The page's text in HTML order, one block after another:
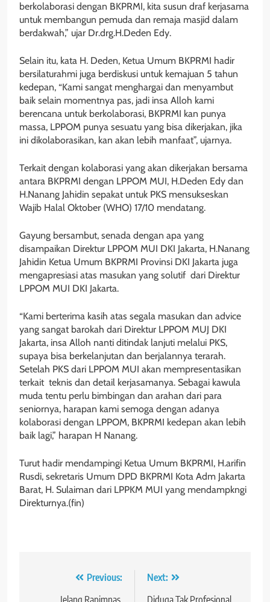
berkolaborasi dengan BKPRMI, kita susun draf kerjasama
untuk membangun pemuda dan remaja masjid dalam
berdakwah,” ujar Dr.drg.H.Deden Edy.
Selain itu, kata H. Deden, Ketua Umum BKPRMI hadir
bersilaturahmi juga berdiskusi untuk kemajuan 5 tahun
kedepan, “Kami sangat menghargai dan menyambut
baik selain momentnya pas, jadi insa Alloh kami
berencana untuk berkolaborasi, BKPRMI kan punya
massa, LPPOM punya sesuatu yang bisa dikerjakan, jika
ini dikolaborasikan, kan akan lebih manfaat”, ujarnya.
Terkait dengan kolaborasi yang akan dikerjakan bersama
antara BKPRMI dengan LPPOM MUI, H.Deden Edy dan
H.Nanang Jahidin sepakat untuk PKS mensukseskan
Wajib Halal Oktober (WHO) 17/10 mendatang.
Gayung bersambut, senada dengan apa yang
disampaikan Direktur LPPOM MUI DKI Jakarta, H.Nanang
Jahidin Ketua Umum BKPRMI Provinsi DKI Jakarta juga
mengapresiasi atas masukan yang solutif dari Direktur
LPPOM MUI DKI Jakarta.
“Kami berterima kasih atas segala masukan dan advice
yang sangat barokah dari Direktur LPPOM MUJ DKI
Jakarta, insa Alloh nanti ditindak lanjuti melalui PKS,
supaya bisa berkelanjutan dan berjalannya terarah.
Setelah PKS dari LPPOM MUI akan mempresentasikan
terkait teknis dan detail kerjasamanya. Sebagai kawula
muda tentu perlu bimbingan dan arahan dari para
seniornya, harapan kami semoga dengan adanya
kolaborasi dengan LPPOM, BKPRMI kedepan akan lebih
baik lagi,” harapan H Nanang.
Turut hadir mendampingi Ketua Umum BKPRMI, H.arifin
Rusdi, sekretaris Umum DPD BKPRMI Kota Adm Jakarta
Barat, H. Sulaiman dari LPPKM MUI yang mendampkngi
Direkturnya.(fin)
Navigasi Previous:
Next: